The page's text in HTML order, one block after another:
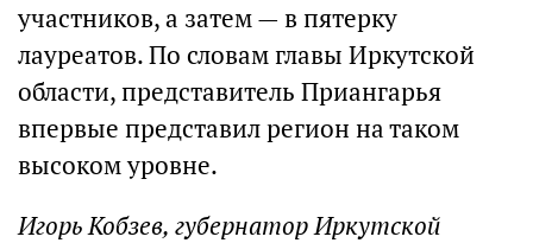
участников, а затем — в пятерку
лауреатов. По словам главы Иркутской
области, представитель Приангарья
впервые представил регион на таком
высоком уровне.
Игорь Кобзев, губернатор Иркутской